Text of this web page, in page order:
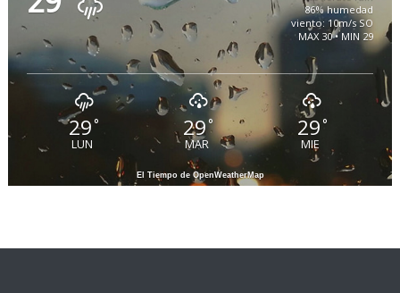
86% humedad
viento: 10m/s SO
MAX 30 • MIN 29
29°
LUN
29 °
MAR
29°
MIE
El Tiempo de OpenWeatherMap